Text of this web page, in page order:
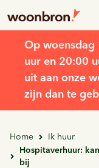
Op woensdag
uur en 20:00
uit aan onze
zijn dan te
Home
Ik huur
Hospitaverhuur:
bij